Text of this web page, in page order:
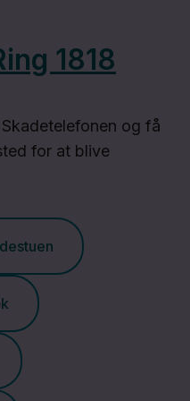
1818
og få
for at blive